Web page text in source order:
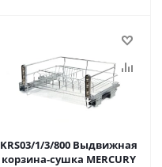
KRS03/1/3/800 Выдвижная
корзина-сушка MERCURY